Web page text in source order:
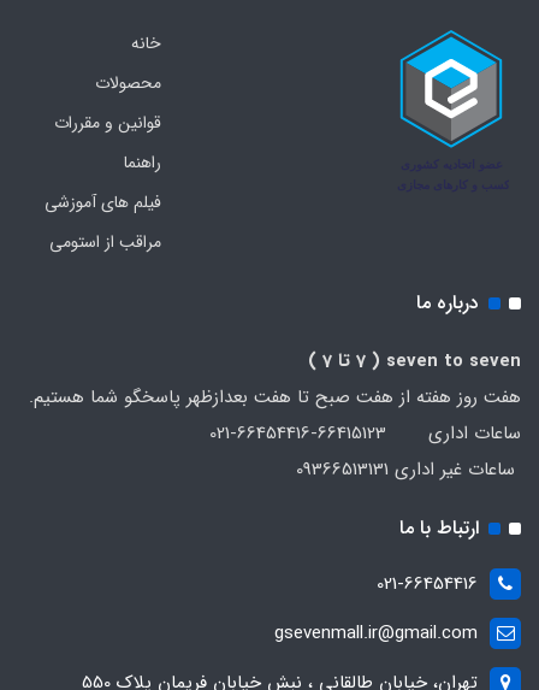
خانه
محصولات
قوانین و مقررات
راهنما
فیلم های آموزشی
مراقب از استومی
درباره ما
seven to seven ( 7 تا 7 )
هفت روز هفته از هفت صبح تا هفت بعدازظهر پاسخگو شما هستیم.
ساعات اداری 66415123-66454416-021
ساعات غیر اداری 09366513131
ارتباط با ما
021-66454416
gsevenmall.ir@gmail.com
تهران، خیابان طالقانی ، نبش خیابان فریمان پلاک 550